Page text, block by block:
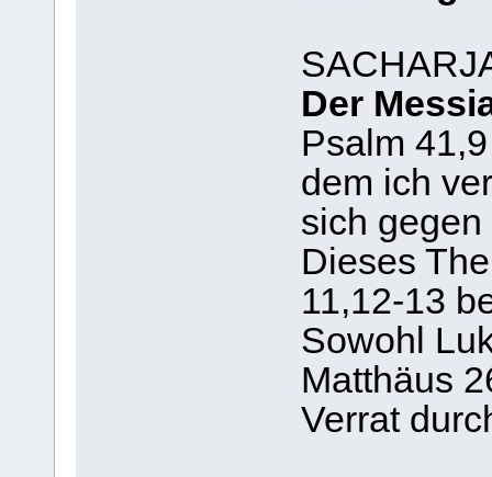
Der
Psalm
dem ich
sich
Dieses
11,12-13
Sowohl
Matthäus
Verrat